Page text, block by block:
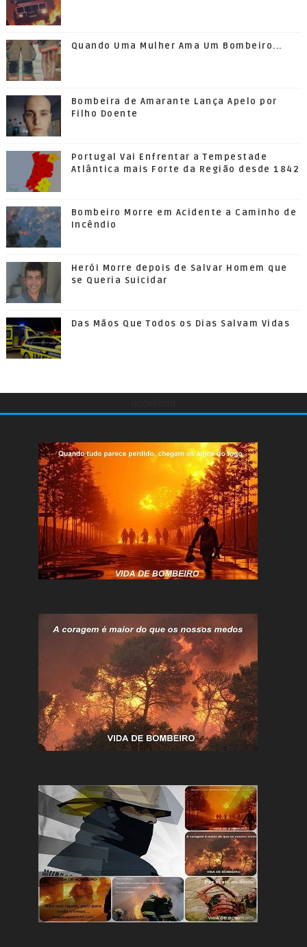
Quando Uma Mulher Ama Um Bombeiro...
Bombeira de Amarante Lança Apelo por
Filho Doente
Portugal Vai Enfrentar a Tempestade
Atlântica mais Forte da Região desde 1842
Bombeiro Morre em Acidente a Caminho de
Incêndio
Herói Morre depois de Salvar Homem que
se Queria Suicidar
Das Mãos Que Todos os Dias Salvam Vidas